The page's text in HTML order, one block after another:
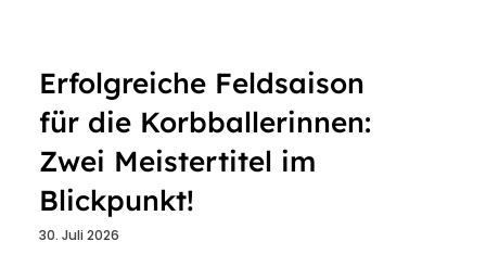
Erfolgreiche Feldsaison
für die Korbballerinnen:
Zwei Meistertitel im
Blickpunkt!
30. Juli 2026